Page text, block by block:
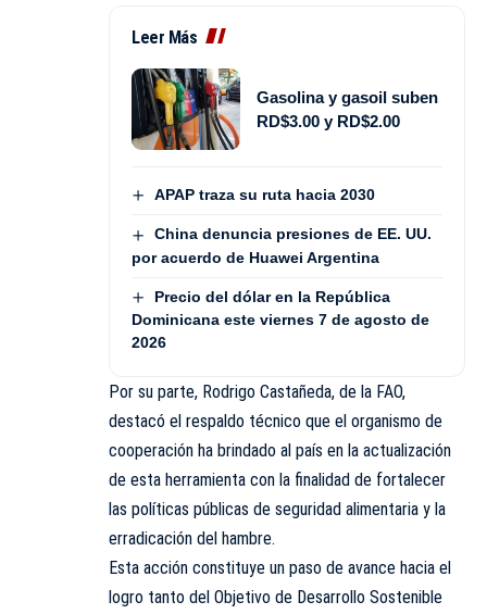
Leer Más
Gasolina y gasoil suben
RD$3.00 y RD$2.00
APAP traza su ruta hacia 2030
China denuncia presiones de EE. UU.
por acuerdo de Huawei Argentina
Precio del dólar en la República
Dominicana este viernes 7 de agosto de
2026
Por su parte, Rodrigo Castañeda, de la FAO,
destacó el respaldo técnico que el organismo de
cooperación ha brindado al país en la actualización
de esta herramienta con la finalidad de fortalecer
las políticas públicas de seguridad alimentaria y la
erradicación del hambre.
Esta acción constituye un paso de avance hacia el
logro tanto del Objetivo de Desarrollo Sostenible